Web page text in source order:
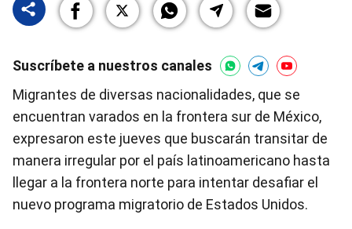
Suscríbete a nuestros canales
Migrantes de diversas nacionalidades, que se
encuentran varados en la frontera sur de México,
expresaron este jueves que buscarán transitar de
manera irregular por el país latinoamericano hasta
llegar a la frontera norte para intentar desafiar el
nuevo programa migratorio de Estados Unidos.